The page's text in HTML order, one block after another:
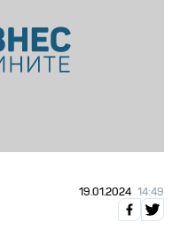
19.01.2024 14:49